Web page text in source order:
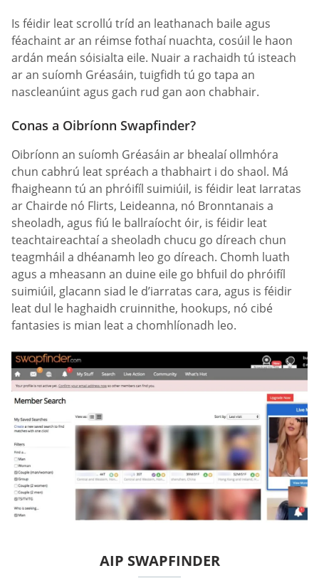
Is féidir leat scrollú tríd an leathanach baile agus
féachaint ar an réimse fothaí nuachta, cosúil le haon
ardán meán sóisialta eile. Nuair a rachaidh tú isteach
ar an suíomh Gréasáin, tuigfidh tú go tapa an
nascleanúint agus gach rud gan aon chabhair.
Conas a Oibríonn Swapfinder?
Oibríonn an suíomh Gréasáin ar bhealaí ollmhóra
chun cabhrú leat spréach a thabhairt i do shaol. Má
fhaigheann tú an phróifíl suimiúil, is féidir leat Iarratas
ar Chairde nó Flirts, Leideanna, nó Bronntanais a
sheoladh, agus fiú le ballraíocht óir, is féidir leat
teachtaireachtaí a sheoladh chucu go díreach chun
teagmháil a dhéanamh leo go díreach. Chomh luath
agus a mheasann an duine eile go bhfuil do phróifíl
suimiúil, glacann siad le d’iarratas cara, agus is féidir
leat dul le haghaidh cruinnithe, hookups, nó cibé
fantasies is mian leat a chomhlíonadh leo.
AIP SWAPFINDER